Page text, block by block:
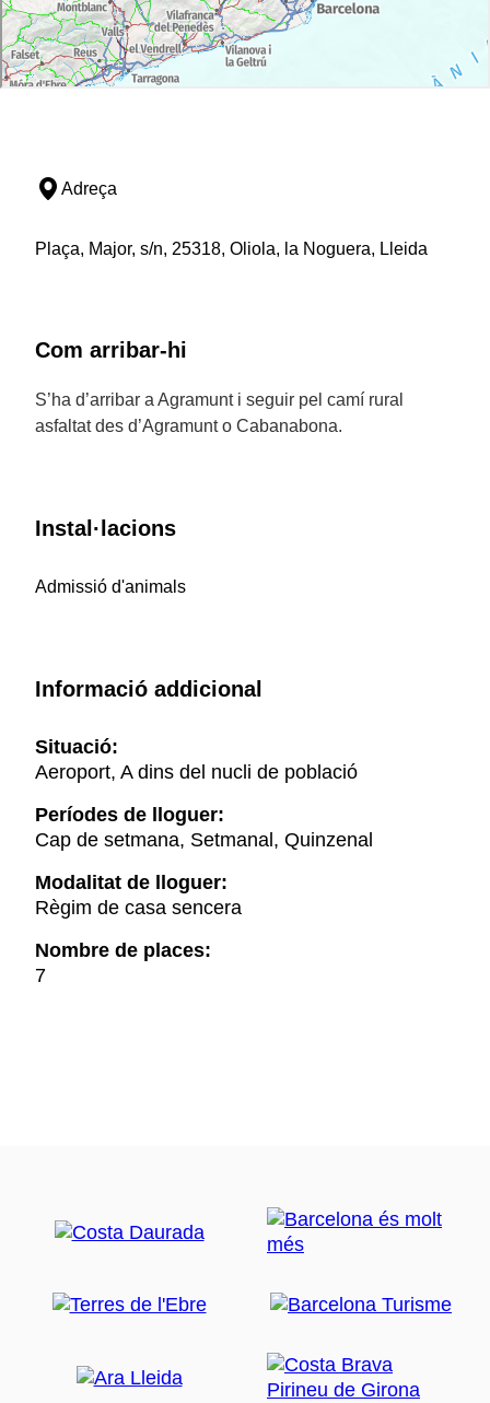
Adreça
Plaça, Major, s/n, 25318, Oliola, la Noguera, Lleida
Com arribar-hi
S’ha d’arribar a Agramunt i seguir pel camí rural
asfaltat des d’Agramunt o Cabanabona.
Instal·lacions
Admissió d'animals
Informació addicional
Situació:
Aeroport, A dins del nucli de població
Períodes de lloguer:
Cap de setmana, Setmanal, Quinzenal
Modalitat de lloguer:
Règim de casa sencera
Nombre de places:
7